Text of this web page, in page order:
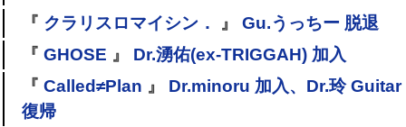
『 クラリスロマイシン． 』 Gu.うっちー 脱退
『 GHOSE 』 Dr.湧佑(ex-TRIGGAH) 加入
『 Called≠Plan 』 Dr.minoru 加入、Dr.玲 Guitar
復帰